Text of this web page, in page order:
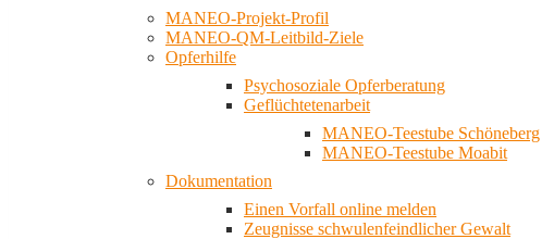
MANEO-Projekt-Profil
MANEO-QM-Leitbild-Ziele
Opferhilfe
Psychosoziale Opferberatung
Geflüchtetenarbeit
MANEO-Teestube Schöneberg
MANEO-Teestube Moabit
Dokumentation
Einen Vorfall online melden
Zeugnisse schwulenfeindlicher Gewalt